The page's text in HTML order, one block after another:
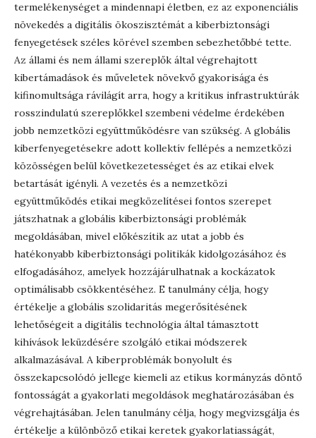
termelékenységet a mindennapi életben, ez az exponenciális
növekedés a digitális ökoszisztémát a kiberbiztonsági
fenyegetések széles körével szemben sebezhetőbbé tette.
Az állami és nem állami szereplők által végrehajtott
kibertámadások és műveletek növekvő gyakorisága és
kifinomultsága rávilágít arra, hogy a kritikus infrastruktúrák
rosszindulatú szereplőkkel szembeni védelme érdekében
jobb nemzetközi együttműködésre van szükség. A globális
kiberfenyegetésekre adott kollektív fellépés a nemzetközi
közösségen belül következetességet és az etikai elvek
betartását igényli. A vezetés és a nemzetközi
együttműködés etikai megközelítései fontos szerepet
játszhatnak a globális kiberbiztonsági problémák
megoldásában, mivel előkészítik az utat a jobb és
hatékonyabb kiberbiztonsági politikák kidolgozásához és
elfogadásához, amelyek hozzájárulhatnak a kockázatok
optimálisabb csökkentéséhez. E tanulmány célja, hogy
értékelje a globális szolidaritás megerősítésének
lehetőségeit a digitális technológia által támasztott
kihívások leküzdésére szolgáló etikai módszerek
alkalmazásával. A kiberproblémák bonyolult és
összekapcsolódó jellege kiemeli az etikus kormányzás döntő
fontosságát a gyakorlati megoldások meghatározásában és
végrehajtásában. Jelen tanulmány célja, hogy megvizsgálja és
értékelje a különböző etikai keretek gyakorlatiasságát,